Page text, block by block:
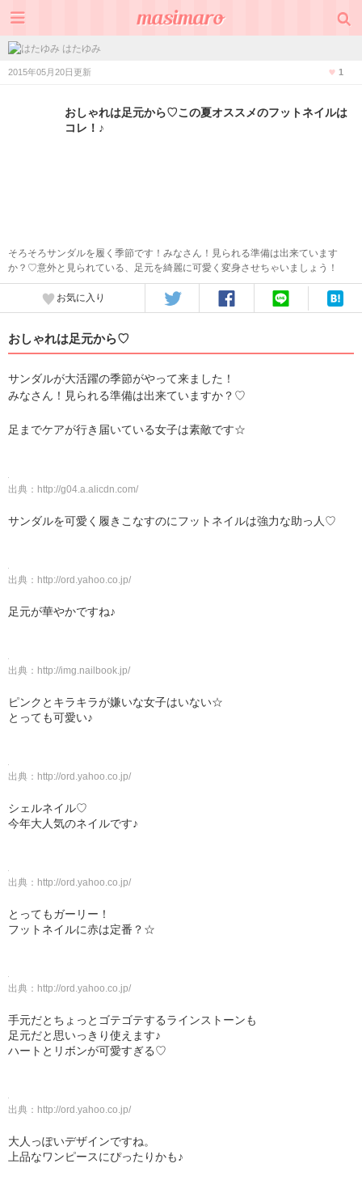
はたゆみ
2015年05月20日更新 1
おしゃれは足元から♡この夏オススメのフットネイルは
コレ！♪
そろそろサンダルを履く季節です！みなさん！見られる準備は出来ています
か？♡意外と見られている、足元を綺麗に可愛く変身させちゃいましょう！
お気に入り
おしゃれは足元から♡
サンダルが大活躍の季節がやって来ました！
みなさん！見られる準備は出来ていますか？♡
足までケアが行き届いている女子は素敵です☆
出典： http://g04.a.alicdn.com/
サンダルを可愛く履きこなすのにフットネイルは強力な助っ人♡
出典： http://ord.yahoo.co.jp/
足元が華やかですね♪
出典： http://img.nailbook.jp/
ピンクとキラキラが嫌いな女子はいない☆
とっても可愛い♪
出典： http://ord.yahoo.co.jp/
シェルネイル♡
今年大人気のネイルです♪
出典： http://ord.yahoo.co.jp/
とってもガーリー！
フットネイルに赤は定番？☆
出典： http://ord.yahoo.co.jp/
手元だとちょっとゴテゴテするラインストーンも
足元だと思いっきり使えます♪
ハートとリボンが可愛すぎる♡
出典： http://ord.yahoo.co.jp/
大人っぽいデザインですね。
上品なワンピースにぴったりかも♪